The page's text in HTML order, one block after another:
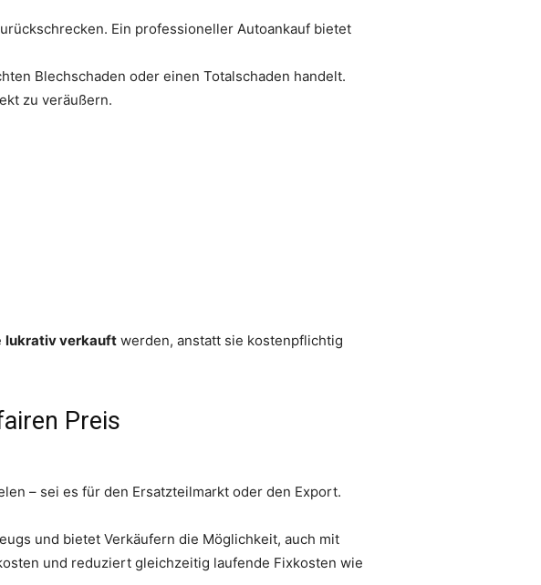
Ein professioneller Autoankauf bietet
Blechschaden oder einen Totalschaden handelt.
zu veräußern.
lukrativ verkauft werden, anstatt sie kostenpflichtig
Preis
– sei es für den Ersatzteilmarkt oder den Export.
und bietet Verkäufern die Möglichkeit, auch mit
und reduziert gleichzeitig laufende Fixkosten wie